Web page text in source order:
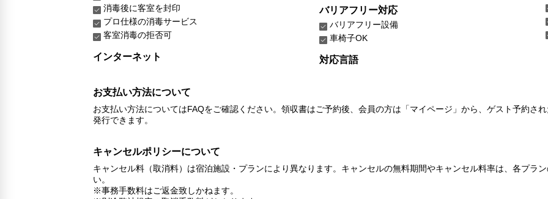
消毒後に客室を封印
プロ仕様の消毒サービス
客室消毒の拒否可
インターネット
バリアフリー対応
バリアフリー設備
車椅子OK
対応言語
お支払い方法について
お支払い方法についてはFAQをご確認ください。領収書はご予約後、会員の方は「マイページ」から、ゲスト予約さ
発行できます。
キャンセルポリシーについて
キャンセル料（取消料）は宿泊施設・プランにより異なります。キャンセルの無料期間やキャンセル料率は、各プラ
い。
※事務手数料はご返金致しかねます。